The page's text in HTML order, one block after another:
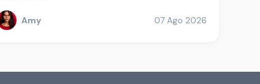
Amy 07 Ago 2026